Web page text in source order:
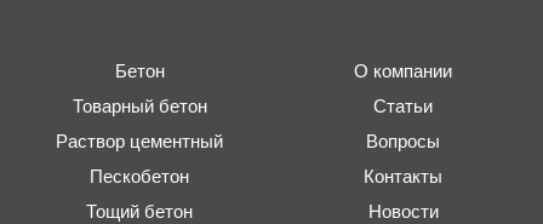
Бетон
Товарный бетон
Раствор цементный
Пескобетон
Тощий бетон
О компании
Статьи
Вопросы
Контакты
Новости